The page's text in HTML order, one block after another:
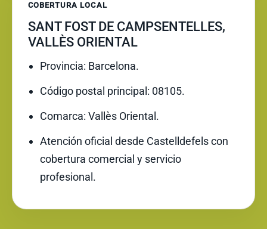
COBERTURA LOCAL
SANT FOST DE CAMPSENTELLES,
VALLÈS ORIENTAL
Provincia: Barcelona.
Código postal principal: 08105.
Comarca: Vallès Oriental.
Atención oficial desde Castelldefels con
cobertura comercial y servicio
profesional.